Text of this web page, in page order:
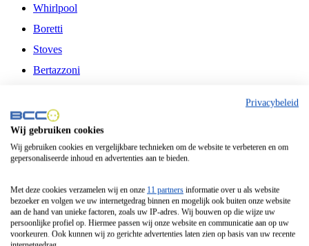
Whirlpool
Boretti
Stoves
Bertazzoni
Fitelli
Airfryer
Frituurpan
Contactgrill
Broodbakmachine
Broodrooster
Privacybeleid
Wij gebruiken cookies
Wij gebruiken cookies en vergelijkbare technieken om de website te verbeteren en om
gepersonaliseerde inhoud en advertenties aan te bieden.
Met deze cookies verzamelen wij en onze 11 partners informatie over u als website
bezoeker en volgen we uw internetgedrag binnen en mogelijk ook buiten onze website
aan de hand van unieke factoren, zoals uw IP-adres. Wij bouwen op die wijze uw
persoonlijke profiel op. Hiermee passen wij onze website en communicatie aan op uw
voorkeuren. Ook kunnen wij zo gerichte advertenties laten zien op basis van uw recente